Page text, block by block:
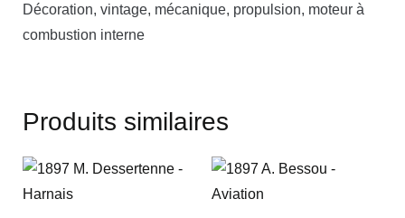
Décoration, vintage, mécanique, propulsion, moteur à
combustion interne
Produits similaires